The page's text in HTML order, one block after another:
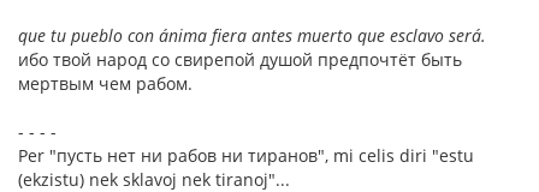
que tu pueblo con ánima fiera antes muerto que esclavo será.
ибо твой народ со свирепой душой предпочтёт быть
мертвым чем рабом.
- - - -
Per "пусть нет ни рабов ни тиранов", mi celis diri "estu
(ekzistu) nek sklavoj nek tiranoj"...